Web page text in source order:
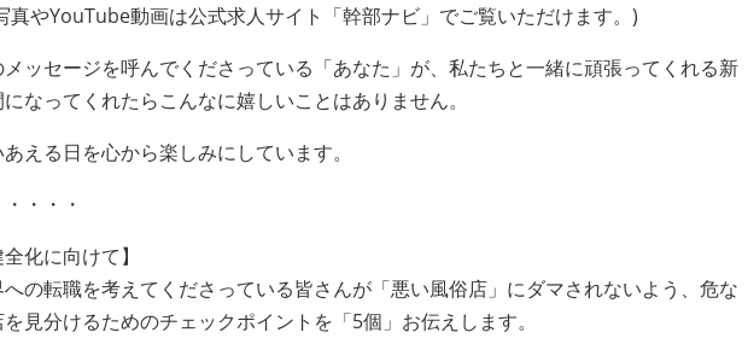
真やYouTube動画は公式求人サイト「幹部ナビ」でご覧いただけます。)
ッセージを呼んでくださっている「あなた」が、私たちと一緒に頑張ってくれる新
になってくれたらこんなに嬉しいことはありません。
える日を心から楽しみにしています。
・・・
全化に向けて】
の転職を考えてくださっている皆さんが「悪い風俗店」にダマされないよう、危な
見分けるためのチェックポイントを「5個」お伝えします。